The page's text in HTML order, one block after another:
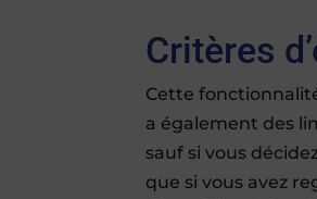
Critères
Cette
a également des
sauf si vous
que si vous avez